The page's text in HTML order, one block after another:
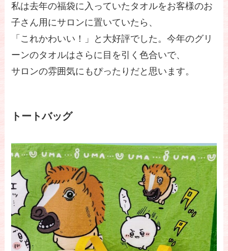
私は去年の福袋に入っていたタオルをお客様のお
子さん用にサロンに置いていたら、
「これかわいい！」と大好評でした。今年のグリ
ーンのタオルはさらに目を引く色合いで、
サロンの雰囲気にもぴったりだと思います。
トートバッグ